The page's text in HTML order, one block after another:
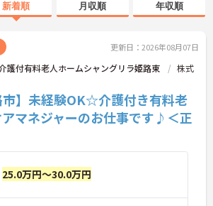
新着順 月収順 年収順
更新日：2026年08月07日
護付有料老人ホームシャングリラ姫路東
株式
市】未経験OK☆介護付き有料老
マネジャーのお仕事です♪＜正
25.0万円～30.0万円